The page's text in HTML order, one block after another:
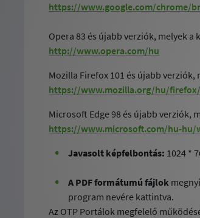
https://www.google.com/chrome/
Opera 83 és újabb verziók, melyek
http://www.opera.com/hu
Mozilla Firefox 101 és újabb
https://www.mozilla.org/hu/
Microsoft Edge 98 és újabb verziók,
https://www.microsoft.com/hu-hu/
Javasolt képfelbontás: 1024 *
A PDF formátumú fájlok
program nevére kattintva.
Az OTP Portálok megfelelő